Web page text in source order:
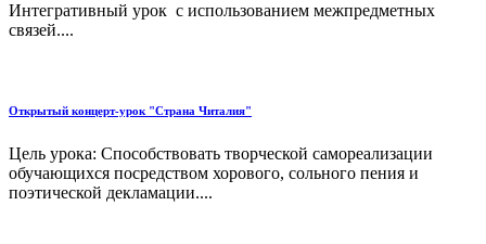
Интегративный урок с использованием межпредметных
связей....
Открытый концерт-урок "Страна Читалия"
Цель урока: Способствовать творческой самореализации
обучающихся посредством хорового, сольного пения и
поэтической декламации....